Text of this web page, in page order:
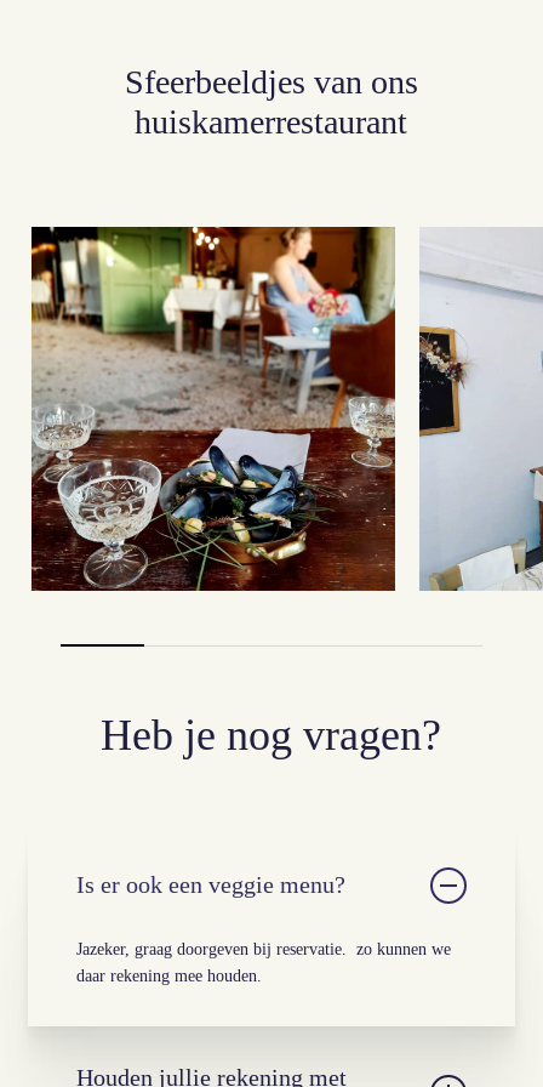
Geen producten in je
winkelwagen.
Go To Shop
Sfeerbeeldjes van ons
huiskamerrestaurant
Heb je nog vragen?
Is er ook een veggie menu?
Jazeker, graag doorgeven bij reservatie. zo kunnen we
daar rekening mee houden.
Houden jullie rekening met